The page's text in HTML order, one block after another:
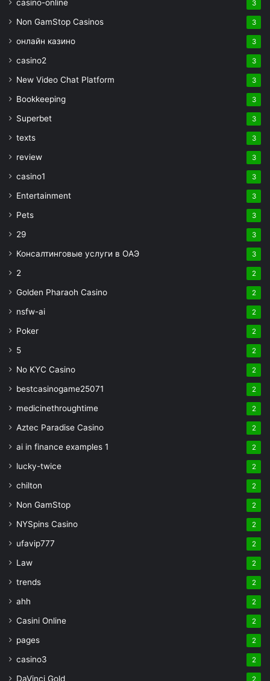
casino-online 3
Non GamStop Casinos 3
онлайн казино 3
casino2 3
New Video Chat Platform 3
Bookkeeping 3
Superbet 3
texts 3
review 3
casino1 3
Entertainment 3
Pets 3
29 3
Консалтинговые услуги в ОАЭ 3
2 2
Golden Pharaoh Casino 2
nsfw-ai 2
Poker 2
5 2
No KYC Casino 2
bestcasinogame25071 2
medicinethroughtime 2
Aztec Paradise Casino 2
ai in finance examples 1 2
lucky-twice 2
chilton 2
Non GamStop 2
NYSpins Casino 2
ufavip777 2
Law 2
trends 2
ahh 2
Casini Online 2
pages 2
casino3 2
DaVinci Gold 2